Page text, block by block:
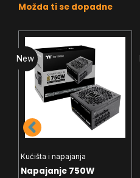
Možda ti se dopadne
New
Kućišta i napajanja
Napajanje 750W